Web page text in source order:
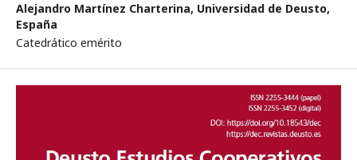
Alejandro Martínez Charterina, Universidad de Deusto,
España
Catedrático emérito